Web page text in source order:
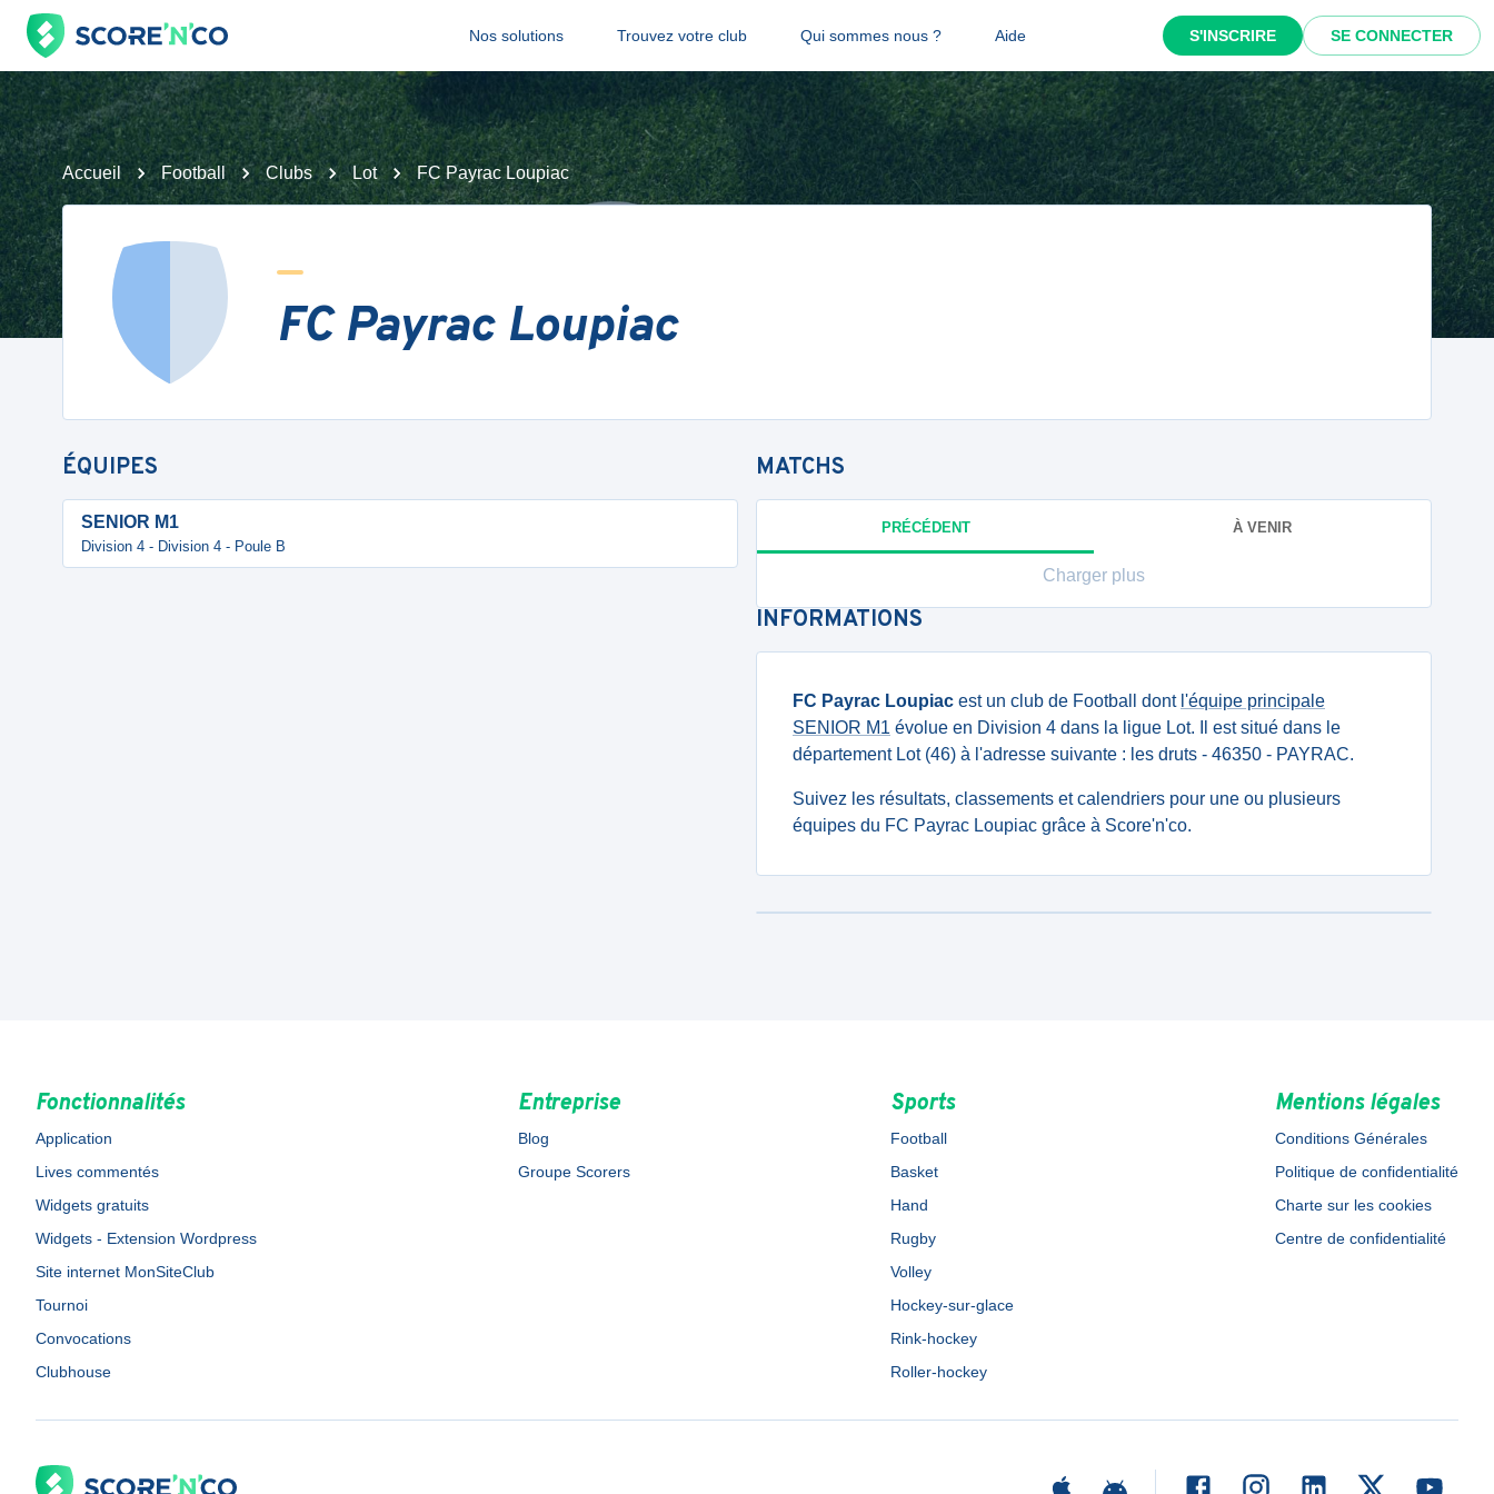
Nos solutions Trouvez votre club Qui sommes nous ? Aide S'INSCRIRE SE CONNECTER
Accueil Football Clubs Lot FC Payrac Loupiac
FC Payrac Loupiac
ÉQUIPES
SENIOR M1
Division 4 - Division 4 - Poule B
MATCHS
PRÉCÉDENT À VENIR
Charger plus
INFORMATIONS
FC Payrac Loupiac est un club de Football dont l'équipe principale
SENIOR M1 évolue en Division 4 dans la ligue Lot. Il est situé dans le
département Lot (46) à l'adresse suivante : les druts - 46350 - PAYRAC.
Suivez les résultats, classements et calendriers pour une ou plusieurs
équipes du FC Payrac Loupiac grâce à Score'n'co.
Fonctionnalités
Application
Lives commentés
Widgets gratuits
Widgets - Extension Wordpress
Site internet MonSiteClub
Tournoi
Convocations
Clubhouse
Entreprise
Blog
Groupe Scorers
Sports
Football
Basket
Hand
Rugby
Volley
Hockey-sur-glace
Rink-hockey
Roller-hockey
Mentions légales
Conditions Générales
Politique de confidentialité
Charte sur les cookies
Centre de confidentialité